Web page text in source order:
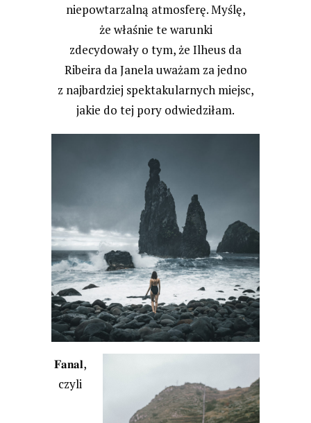
niepowtarzalną atmosferę. Myślę,
że właśnie te warunki
zdecydowały o tym, że Ilheus da
Ribeira da Janela uważam za jedno
z najbardziej spektakularnych miejsc,
jakie do tej pory odwiedziłam.
𝐅𝐚𝐧𝐚𝐥,
czyli